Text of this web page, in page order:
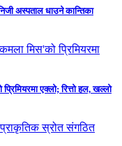
अस्पताल धाउने कान्तिका
एक्लो; रित्तो हल, खल्लो